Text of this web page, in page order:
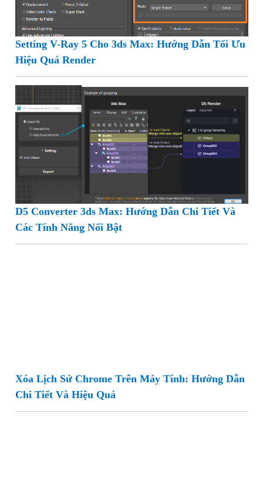
Setting V-Ray 5 Cho 3ds Max: Hướng Dẫn Tối Ưu
Hiệu Quả Render
D5 Converter 3ds Max: Hướng Dẫn Chi Tiết Và
Các Tính Năng Nổi Bật
Xóa Lịch Sử Chrome Trên Máy Tính: Hướng Dẫn
Chi Tiết Và Hiệu Quả